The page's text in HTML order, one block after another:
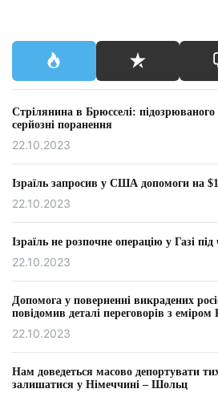
Стрілянина в Брюсселі:
серйозні поранення
22.10.2023
Ізраїль запросив у США допомоги на
22.10.2023
Ізраїль не розпочне операцію у Газі
22.10.2023
Допомога у поверненні викрадених
повідомив деталі переговорів з еміром
22.10.2023
Нам доведеться масово депортувати
залишатися у Німеччині – Шольц